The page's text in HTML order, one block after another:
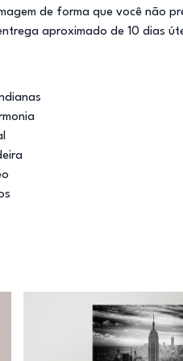
de forma que você não
aproximado de 10 dias